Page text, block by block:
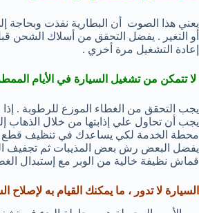
يعني هذا الصوت أن البطارية نفذت وبحاجة
أو التغير . يفضل التحقق من أسلاك الشحن
إعادة التشغيل مرة أخري .
لا تتمكن من تشغيل السيارة في الأيام
يجب التحقق من الغطاء الموزع للرطوبة .
يجب أن تحاول علي إذابتها من خلال الذهاب
محطة الخدمة لكي يساعدك في تنظيف قطع
يفضل البعض رش بعض المذيبات ثم تجفيف
قماش نظيفة خالية من الوبر مع إستبدال
السيارة لا تدور ، ما يمكنك القيام به لإصلاح